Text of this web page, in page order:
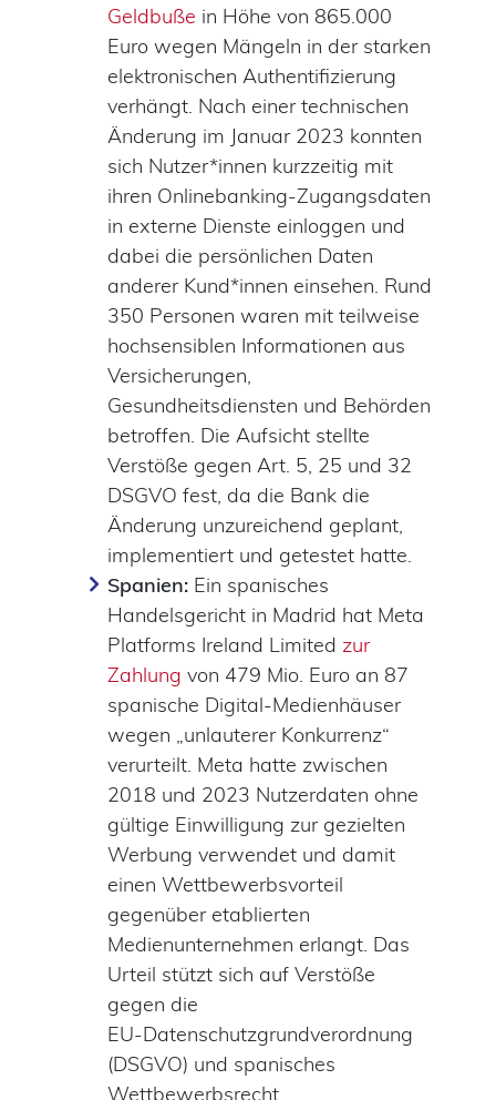
Geldbuße in Höhe von 865.000
Euro wegen Mängeln in der starken
elektronischen Authentifizierung
verhängt. Nach einer technischen
Änderung im Januar 2023 konnten
sich Nutzer*innen kurzzeitig mit
ihren Onlinebanking-Zugangsdaten
in externe Dienste einloggen und
dabei die persönlichen Daten
anderer Kund*innen einsehen. Rund
350 Personen waren mit teilweise
hochsensiblen Informationen aus
Versicherungen,
Gesundheitsdiensten und Behörden
betroffen. Die Aufsicht stellte
Verstöße gegen Art. 5, 25 und 32
DSGVO fest, da die Bank die
Änderung unzureichend geplant,
implementiert und getestet hatte.
Spanien: Ein spanisches
Handelsgericht in Madrid hat Meta
Platforms Ireland Limited zur
Zahlung von 479 Mio. Euro an 87
spanische Digital-Medienhäuser
wegen „unlauterer Konkurrenz“
verurteilt. Meta hatte zwischen
2018 und 2023 Nutzerdaten ohne
gültige Einwilligung zur gezielten
Werbung verwendet und damit
einen Wettbewerbsvorteil
gegenüber etablierten
Medienunternehmen erlangt. Das
Urteil stützt sich auf Verstöße
gegen die
EU‑Datenschutzgrundverordnung
(DSGVO) und spanisches
Wettbewerbsrecht.